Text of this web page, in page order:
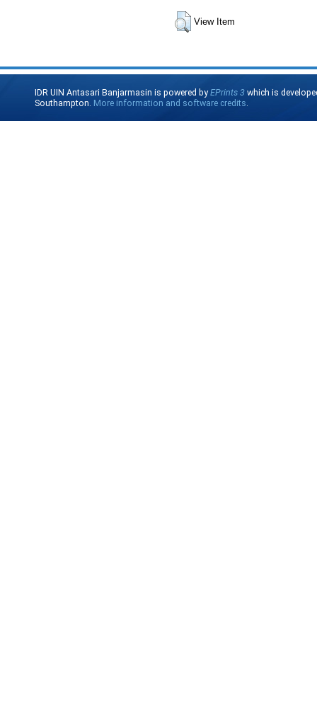
View Item
IDR UIN Antasari Banjarmasin is powered byEPrints 3 which is
Southampton. More information and software credits.